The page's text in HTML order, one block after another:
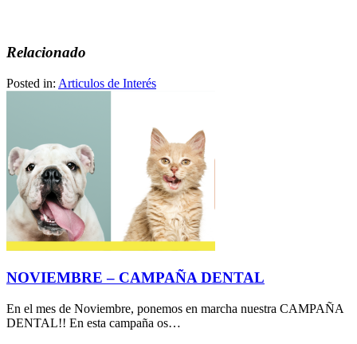
Relacionado
Posted in: Articulos de Interés
NOVIEMBRE – CAMPAÑA DENTAL
En el mes de Noviembre, ponemos en marcha nuestra CAMPAÑA
DENTAL!! En esta campaña os…